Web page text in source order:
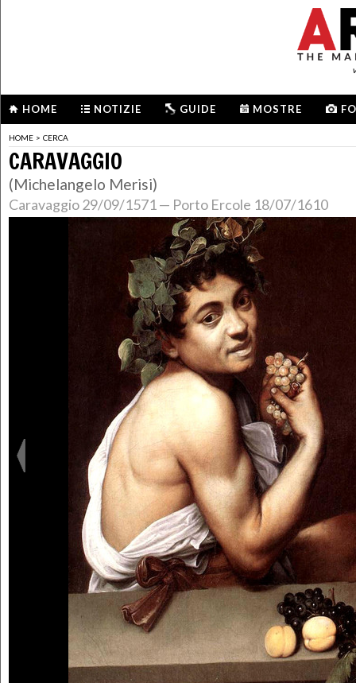
HOME NOTIZIE GUIDE MOSTRE
HOME > CERCA
CARAVAGGIO
(Michelangelo Merisi)
Caravaggio 29/09/1571 — Porto Ercole 18/07/1610